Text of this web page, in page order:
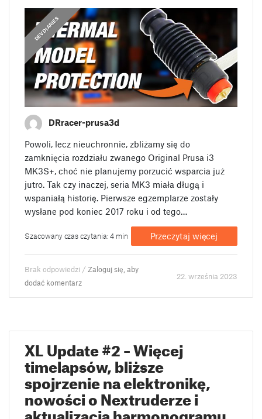
DEV DIARIES
DRracer-prusa3d
Powoli, lecz nieuchronnie, zbliżamy się do
zamknięcia rozdziału zwanego Original Prusa i3
MK3S+, choć nie planujemy porzucić wsparcia już
jutro. Tak czy inaczej, seria MK3 miała długą i
wspaniałą historię. Pierwsze egzemplarze zostały
wysłane pod koniec 2017 roku i od tego…
Szacowany czas czytania: 4 min Przeczytaj więcej
Brak odpowiedzi /Zaloguj się, aby
dodać komentarz
22. września 2023
XL Update #2 – Więcej
timelapsów, bliższe
spojrzenie na elektronikę,
nowości o Nextruderze i
aktualizacja harmonogramu